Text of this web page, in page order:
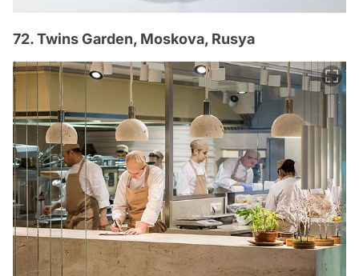
72. Twins Garden, Moskova, Rusya